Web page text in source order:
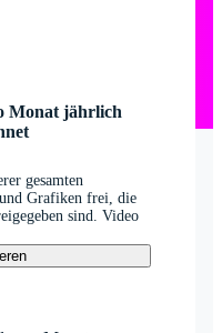
Monat jährlich
gesamten
Grafiken frei, die
sind. Video